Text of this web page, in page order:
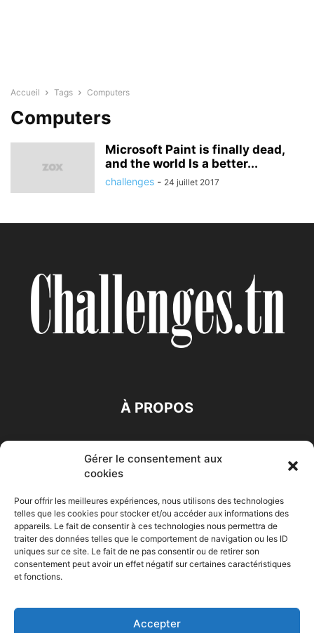
Gérer le consentement aux
cookies
Pour offrir les meilleures expériences, nous utilisons des technologies
telles que les cookies pour stocker et/ou accéder aux informations des
appareils. Le fait de consentir à ces technologies nous permettra de
traiter des données telles que le comportement de navigation ou les ID
uniques sur ce site. Le fait de ne pas consentir ou de retirer son
consentement peut avoir un effet négatif sur certaines caractéristiques
et fonctions.
Accepter
Accueil Tags Computers
Computers
Microsoft Paint is finally dead,
and the world Is a better...
challenges - 24 juillet 2017
À PROPOS
Accueil Economie Entreprises Entrepreneur
Maghreb